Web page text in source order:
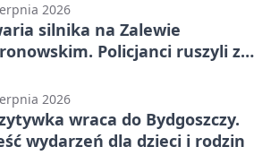
2026
silnika na Zalewie
Policjanci ruszyli z
2026
wraca do Bydgoszczy.
wydarzeń dla dzieci i rodzin